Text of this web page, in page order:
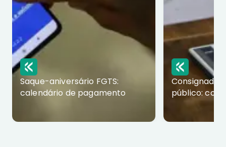
Saque-aniversário FGTS:
calendário de pagamento
Consignado
público: